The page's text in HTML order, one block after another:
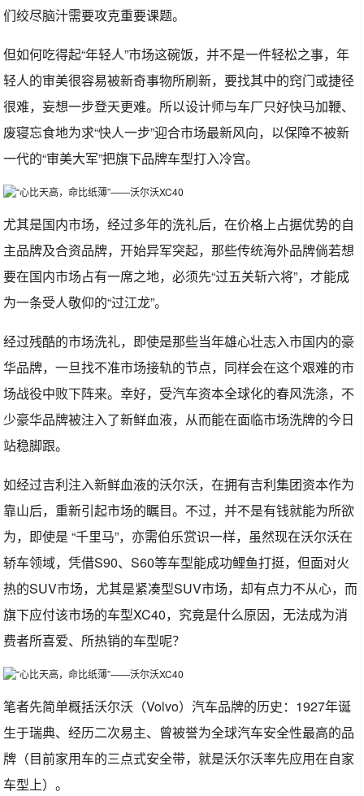
们绞尽脑汁需要攻克重要课题。
但如何吃得起“年轻人”市场这碗饭，并不是一件轻松之事，年
轻人的审美很容易被新奇事物所刷新，要找其中的窍门或捷径
很难，妄想一步登天更难。所以设计师与车厂只好快马加鞭、
废寝忘食地为求“快人一步”迎合市场最新风向，以保障不被新
一代的“审美大军”把旗下品牌车型打入冷宫。
尤其是国内市场，经过多年的洗礼后，在价格上占据优势的自
主品牌及合资品牌，开始异军突起，那些传统海外品牌倘若想
要在国内市场占有一席之地，必须先“过五关斩六将”，才能成
为一条受人敬仰的“过江龙”。
经过残酷的市场洗礼，即使是那些当年雄心壮志入市国内的豪
华品牌，一旦找不准市场接轨的节点，同样会在这个艰难的市
场战役中败下阵来。幸好，受汽车资本全球化的春风洗涤，不
少豪华品牌被注入了新鲜血液，从而能在面临市场洗牌的今日
站稳脚跟。
如经过吉利注入新鲜血液的沃尔沃，在拥有吉利集团资本作为
靠山后，重新引起市场的瞩目。不过，并不是有钱就能为所欲
为，即使是 “千里马”，亦需伯乐赏识一样，虽然现在沃尔沃在
轿车领域，凭借S90、S60等车型能成功鲤鱼打挺，但面对火
热的SUV市场，尤其是紧凑型SUV市场，却有点力不从心，而
旗下应付该市场的车型XC40，究竟是什么原因，无法成为消
费者所喜爱、所热销的车型呢？
笔者先简单概括沃尔沃（Volvo）汽车品牌的历史：1927年诞
生于瑞典、经历二次易主、曾被誉为全球汽车安全性最高的品
牌（目前家用车的三点式安全带，就是沃尔沃率先应用在自家
车型上）。